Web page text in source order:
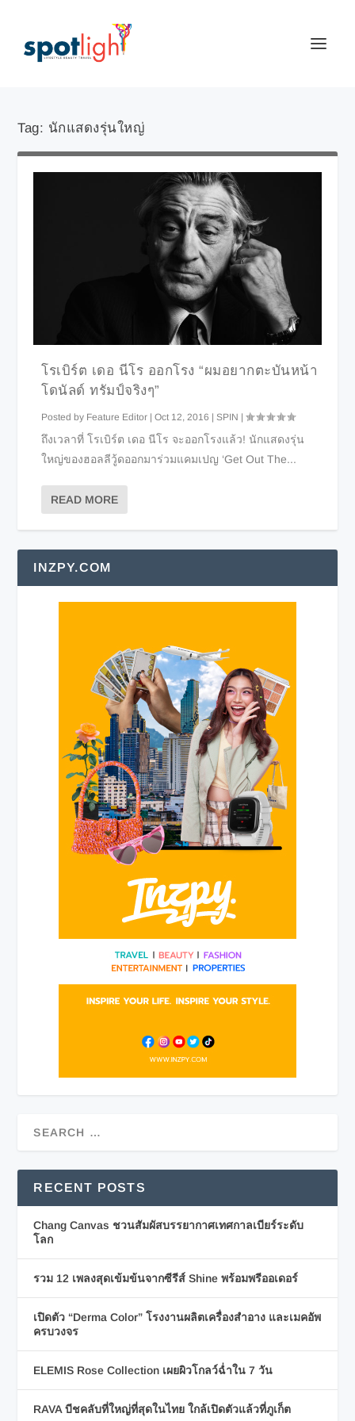
Tag: นักแสดงรุ่นใหญ่
โรเบิร์ต เดอ นีโร ออกโรง “ผมอยากตะบันหน้า
โดนัลด์ ทรัมป์จริงๆ”
Posted by Feature Editor |Oct 12, 2016 |SPIN |
ถึงเวลาที่ โรเบิร์ต เดอ นีโร จะออกโรงแล้ว! นักแสดงรุ่น
ใหญ่ของฮอลลีวู้ดออกมาร่วมแคมเปญ ‘Get Out The...
READ MORE
INZPY.COM
RECENT POSTS
Chang Canvas ชวนสัมผัสบรรยากาศเทศกาลเบียร์ระดับ
โลก
รวม 12 เพลงสุดเข้มข้นจากซีรีส์ Shine พร้อมพรีออเดอร์
เปิดตัว “Derma Color” โรงงานผลิตเครื่องสำอาง และเมคอัพ
ครบวงจร
ELEMIS Rose Collection เผยผิวโกลว์ฉ่ำใน 7 วัน
RAVA บีชคลับที่ใหญ่ที่สุดในไทย ใกล้เปิดตัวแล้วที่ภูเก็ต